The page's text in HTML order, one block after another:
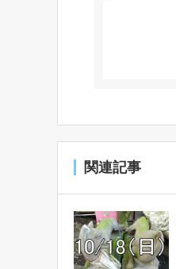
関連記事